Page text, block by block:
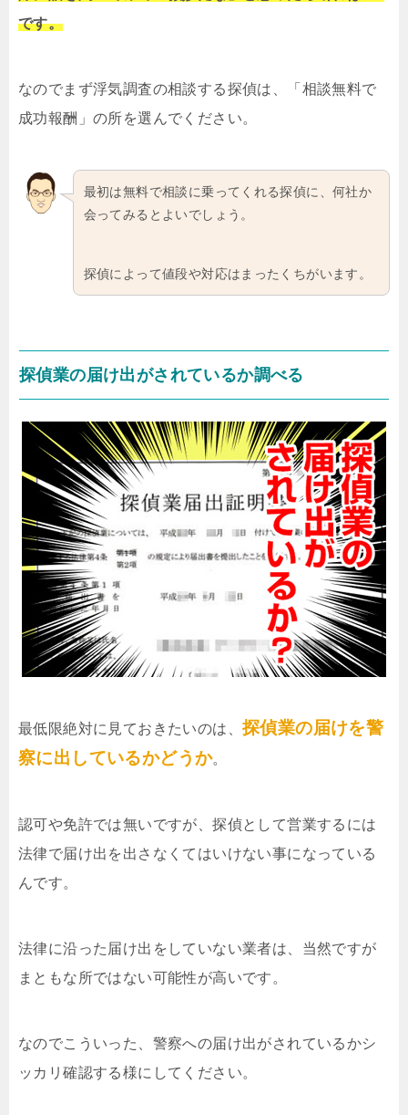
です。
なのでまず浮気調査の相談する探偵は、「相談無料で
成功報酬」の所を選んでください。
最初は無料で相談に乗ってくれる探偵に、何社か
会ってみるとよいでしょう。
探偵によって値段や対応はまったくちがいます。
探偵業の届け出がされているか調べる
最低限絶対に見ておきたいのは、 探偵業の届けを警
察に出しているかどうか。
認可や免許では無いですが、探偵として営業するには
法律で届け出を出さなくてはいけない事になっている
んです。
法律に沿った届け出をしていない業者は、当然ですが
まともな所ではない可能性が高いです。
なのでこういった、警察への届け出がされているかシ
ッカリ確認する様にしてください。